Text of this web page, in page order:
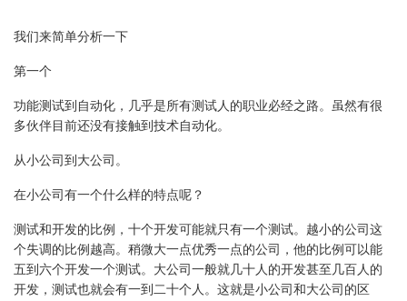
我们来简单分析一下
第一个
功能测试到自动化，几乎是所有测试人的职业必经之路。虽然有很
多伙伴目前还没有接触到技术自动化。
从小公司到大公司。
在小公司有一个什么样的特点呢？
测试和开发的比例，十个开发可能就只有一个测试。越小的公司这
个失调的比例越高。稍微大一点优秀一点的公司，他的比例可以能
五到六个开发一个测试。大公司一般就几十人的开发甚至几百人的
开发，测试也就会有一到二十个人。这就是小公司和大公司的区